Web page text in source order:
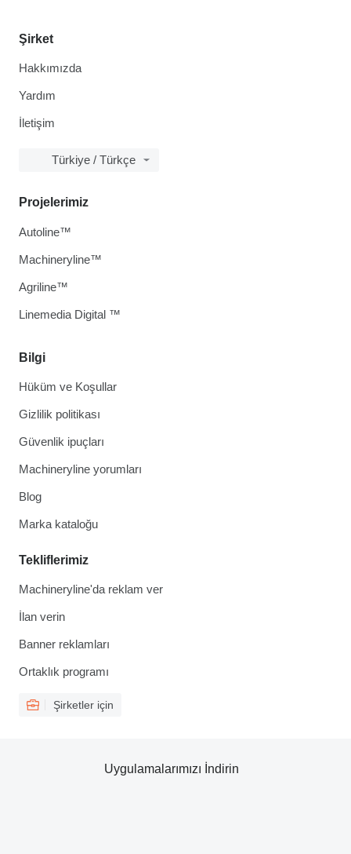
Şirket
Hakkımızda
Yardım
İletişim
Türkiye / Türkçe
Bilgi
Hüküm ve Koşullar
Gizlilik politikası
Güvenlik ipuçları
Machineryline yorumları
Blog
Marka kataloğu
Tekliflerimiz
Machineryline'da reklam ver
İlan verin
Banner reklamları
Ortaklık programı
Şirketler için
Projelerimiz
Autoline™
Machineryline™
Agriline™
Linemedia Digital ™
Uygulamalarımızı İndirin